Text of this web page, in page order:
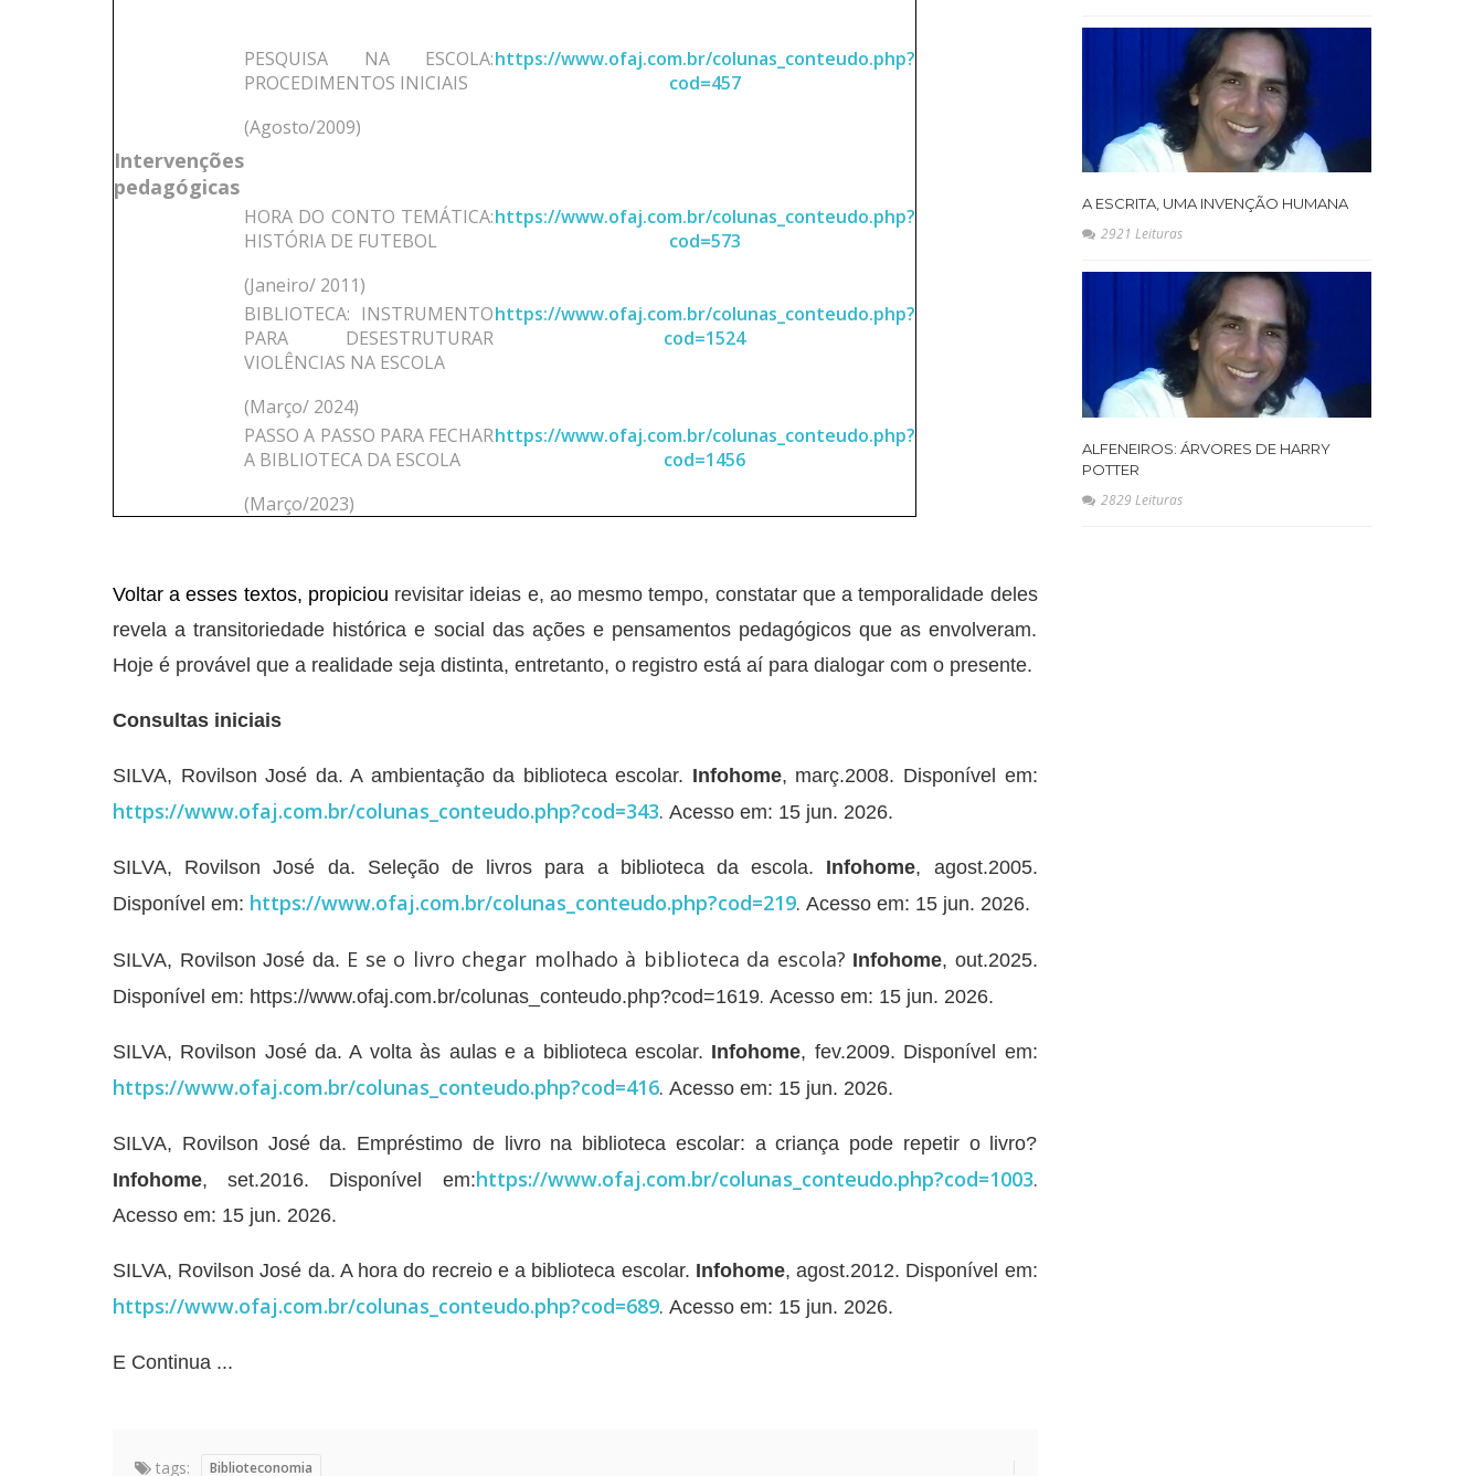
PESQUISA NA ESCOLA:
PROCEDIMENTOS INICIAIS
(Agosto/2009)
https://www.ofaj.com.br/colunas_conteudo.php?
cod=457
Intervenções
pedagógicas
HORA DO CONTO TEMÁTICA:
HISTÓRIA DE FUTEBOL
(Janeiro/ 2011)
https://www.ofaj.com.br/colunas_conteudo.php?
cod=573
BIBLIOTECA: INSTRUMENTO
PARA DESESTRUTURAR
VIOLÊNCIAS NA ESCOLA
(Março/ 2024)
https://www.ofaj.com.br/colunas_conteudo.php?
cod=1524
PASSO A PASSO PARA FECHAR
A BIBLIOTECA DA ESCOLA
(Março/2023)
https://www.ofaj.com.br/colunas_conteudo.php?
cod=1456
Voltar a esses textos, propiciou revisitar ideias e, ao mesmo tempo, constatar que a temporalidade deles
revela a transitoriedade histórica e social das ações e pensamentos pedagógicos que as envolveram.
Hoje é provável que a realidade seja distinta, entretanto, o registro está aí para dialogar com o presente.
Consultas iniciais
SILVA, Rovilson José da. A ambientação da biblioteca escolar. Infohome, març.2008. Disponível em:
https://www.ofaj.com.br/colunas_conteudo.php?cod=343. Acesso em: 15 jun. 2026.
SILVA, Rovilson José da. Seleção de livros para a biblioteca da escola. Infohome, agost.2005.
Disponível em: https://www.ofaj.com.br/colunas_conteudo.php?cod=219. Acesso em: 15 jun. 2026.
SILVA, Rovilson José da. E se o livro chegar molhado à biblioteca da escola? Infohome, out.2025.
Disponível em: https://www.ofaj.com.br/colunas_conteudo.php?cod=1619. Acesso em: 15 jun. 2026.
SILVA, Rovilson José da. A volta às aulas e a biblioteca escolar. Infohome, fev.2009. Disponível em:
https://www.ofaj.com.br/colunas_conteudo.php?cod=416. Acesso em: 15 jun. 2026.
SILVA, Rovilson José da. Empréstimo de livro na biblioteca escolar: a criança pode repetir o livro?
Infohome, set.2016. Disponível em:https://www.ofaj.com.br/colunas_conteudo.php?cod=1003.
Acesso em: 15 jun. 2026.
SILVA, Rovilson José da. A hora do recreio e a biblioteca escolar. Infohome, agost.2012. Disponível em:
https://www.ofaj.com.br/colunas_conteudo.php?cod=689. Acesso em: 15 jun. 2026.
E Continua ...
tags: Biblioteconomia
A ESCRITA, UMA INVENÇÃO HUMANA
2921 Leituras
ALFENEIROS: ÁRVORES DE HARRY
POTTER
2829 Leituras